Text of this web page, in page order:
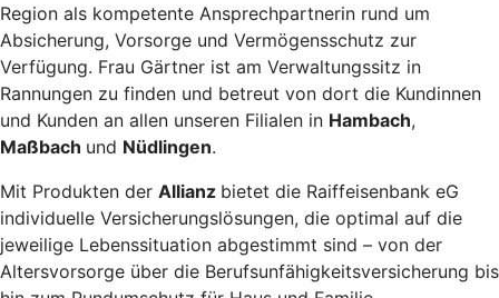
Region als kompetente Ansprechpartnerin rund um
Absicherung, Vorsorge und Vermögensschutz zur
Verfügung. Frau Gärtner ist am Verwaltungssitz in
Rannungen zu finden und betreut von dort die Kundinnen
und Kunden an allen unseren Filialen in Hambach,
Maßbach und Nüdlingen.
Mit Produkten der Allianz bietet die Raiffeisenbank eG
individuelle Versicherungslösungen, die optimal auf die
jeweilige Lebenssituation abgestimmt sind – von der
Altersvorsorge über die Berufsunfähigkeitsversicherung bis